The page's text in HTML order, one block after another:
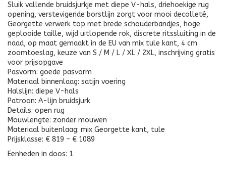
Sluik vallende bruidsjurkje met diepe V-hals, driehoekige rug
opening, verstevigende borstlijn zorgt voor mooi decolleté,
Georgette verwerk top met brede schouderbandjes, hoge
geplooide taille, wijd uitlopende rok, discrete ritssluiting in de
naad, op maat gemaakt in de EU van mix tule kant, 4 cm
zoomtoeslag, keuze van S / M / L / XL / 2XL, inschrijving gratis
voor prijsopgave
Pasvorm: goede pasvorm
Materiaal binnenlaag: satijn voering
Halslijn: diepe V-hals
Patroon: A-lijn bruidsjurk
Details: open rug
Mouwlengte: zonder mouwen
Materiaal buitenlaag: mix Georgette kant, tule
Prijsklasse: € 819 – € 1089
Eenheden in doos: 1